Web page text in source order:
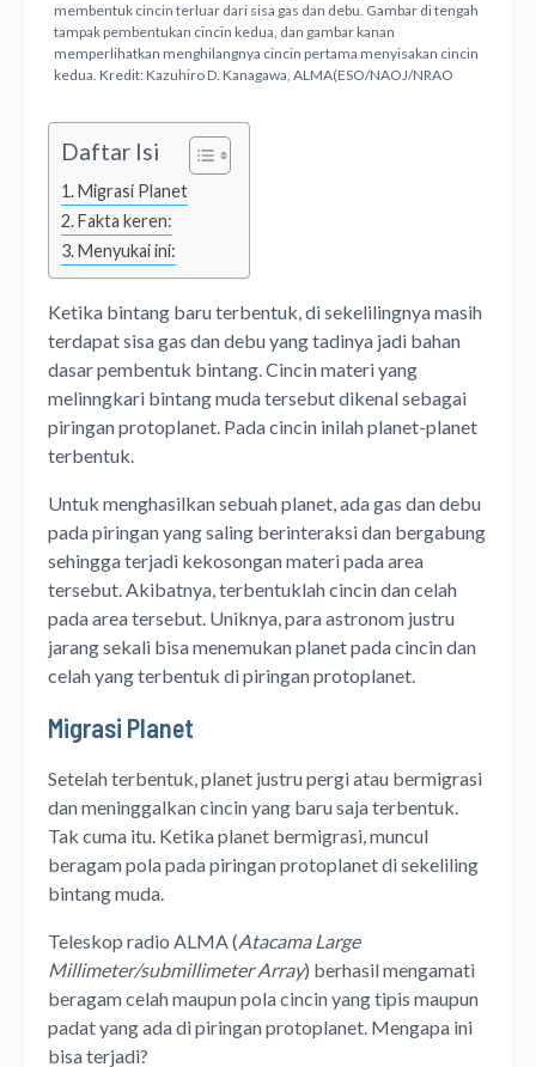
membentuk cincin terluar dari sisa gas dan debu. Gambar di tengah
tampak pembentukan cincin kedua, dan gambar kanan
memperlihatkan menghilangnya cincin pertama menyisakan cincin
kedua. Kredit: Kazuhiro D. Kanagawa, ALMA(ESO/NAOJ/NRAO
Daftar Isi
Migrasi Planet
Fakta keren:
Menyukai ini:
Ketika bintang baru terbentuk, di sekelilingnya masih
terdapat sisa gas dan debu yang tadinya jadi bahan
dasar pembentuk bintang. Cincin materi yang
melinngkari bintang muda tersebut dikenal sebagai
piringan protoplanet. Pada cincin inilah planet-planet
terbentuk.
Untuk menghasilkan sebuah planet, ada gas dan debu
pada piringan yang saling berinteraksi dan bergabung
sehingga terjadi kekosongan materi pada area
tersebut. Akibatnya, terbentuklah cincin dan celah
pada area tersebut. Uniknya, para astronom justru
jarang sekali bisa menemukan planet pada cincin dan
celah yang terbentuk di piringan protoplanet.
Migrasi Planet
Setelah terbentuk, planet justru pergi atau bermigrasi
dan meninggalkan cincin yang baru saja terbentuk.
Tak cuma itu. Ketika planet bermigrasi, muncul
beragam pola pada piringan protoplanet di sekeliling
bintang muda.
Teleskop radio ALMA (Atacama Large
Millimeter/submillimeter Array) berhasil mengamati
beragam celah maupun pola cincin yang tipis maupun
padat yang ada di piringan protoplanet. Mengapa ini
bisa terjadi?